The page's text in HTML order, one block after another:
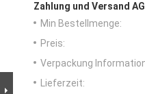
Zahlung und Versand
Min Bestellmenge:
Preis:
Verpackung
Lieferzeit: